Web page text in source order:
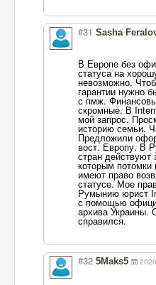
#31 Sasha
В Европе без
статуса на
невозможно.
гарантии нужно
с пмж.
скромные. В
мой запрос.
историю семьи.
Предложили
вост. Европу. В
стран действуют
которым потомки
имеют право
статусе. Мое
Румынию юрист
с помощью
архива
справился.
#32 5Maks5 2020